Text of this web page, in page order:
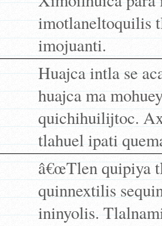
imotlaneltoquilis
imojuanti.
Huajca intla se
huajca ma
quichihuilijtoc.
tlahuel ipati
â€œTlen quipiya
quinnextilis
ininyolis.